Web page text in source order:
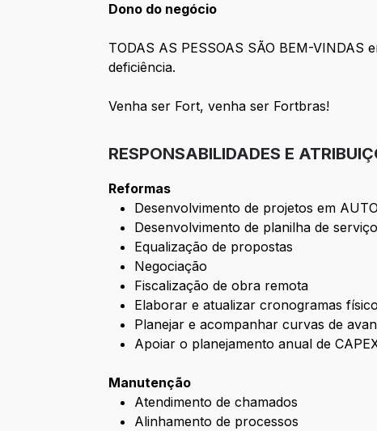
Dono do negócio
TODAS AS PESSOAS SÃO BEM-
deficiência.
Venha ser Fort, venha ser Fortbras!
RESPONSABILIDADES E
Reformas
Desenvolvimento de projetos em
Desenvolvimento de planilha de serviço
Equalização de propostas
Negociação
Fiscalização de obra remota
Elaborar e atualizar cronogramas
Planejar e acompanhar curvas de
Apoiar o planejamento anual de
Manutenção
Atendimento de chamados
Alinhamento de processos